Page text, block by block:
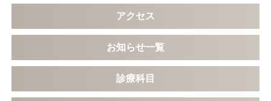
アクセス
お知らせ一覧
診療科目